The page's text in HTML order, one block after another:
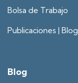
Bolsa de Trabajo
Publicaciones | Blog
Blog